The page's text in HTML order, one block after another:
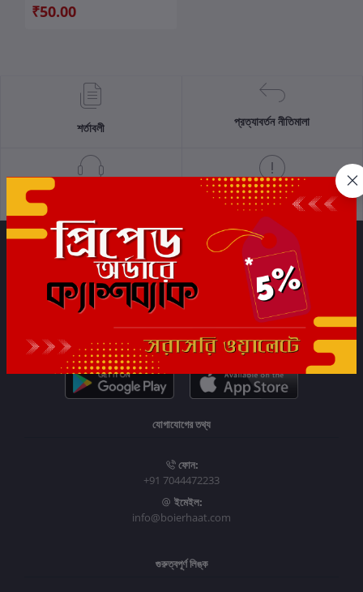
₹50.00
শর্তাবলী প্রত্যাবর্তন নীতিমালা
গোপনীয়তা নীতি
সাবস্ক্রাইব
যোগাযোগের তথ্য
ফোন:
+91 7044472233
ইমেইল:
info@boierhaat.com
গুরুত্বপূর্ণ লিঙ্ক